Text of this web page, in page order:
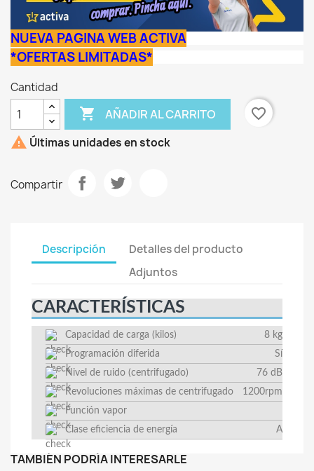
NUEVA PAGINA WEB ACTIVA
*OFERTAS LIMITADAS*
Cantidad
 AÑADIR AL CARRITO
favorite_border
 Últimas unidades en stock
Compartir
Descripción
Detalles del producto
Adjuntos
CARACTERÍSTICAS
Capacidad de carga (kilos)
8 kg
Programación diferida
Sí
Nivel de ruido (centrifugado)
76 dB
Revoluciones máximas de centrifugado
1200rpm
Función vapor
Clase eficiencia de energía
A
TAMBIÉN PODRÍA INTERESARLE